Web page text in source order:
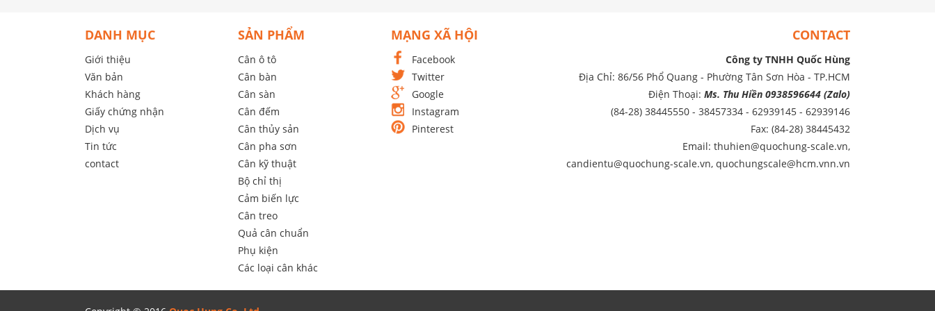
DANH MỤC
Giới thiệu
Văn bản
Khách hàng
Giấy chứng nhận
Dịch vụ
Tin tức
contact
SẢN PHẨM
Cân ô tô
Cân bàn
Cân sàn
Cân đếm
Cân thủy sản
Cân pha sơn
Cân kỹ thuật
Bộ chỉ thị
Cảm biến lực
Cân treo
Quả cân chuẩn
Phụ kiện
Các loại cân khác
MẠNG XÃ HỘI
Facebook
Twitter
Google
Instagram
Pinterest
CONTACT
Công ty TNHH Quốc Hùng
Địa Chỉ: 86/56 Phổ Quang - Phường Tân Sơn Hòa - TP.HCM
Điện Thoại: Ms. Thu Hiền 0938596644 (Zalo)
(84-28) 38445550 - 38457334 - 62939145 - 62939146
Fax: (84-28) 38445432
Email: thuhien@quochung-scale.vn,
candientu@quochung-scale.vn, quochungscale@hcm.vnn.vn